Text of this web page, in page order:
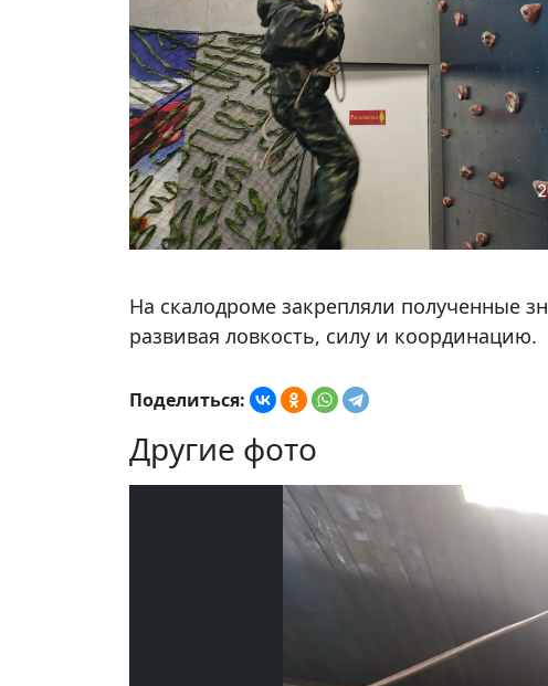
На скалодроме закрепляли полученные
развивая ловкость, силу и координацию.
Поделиться:
Другие фото